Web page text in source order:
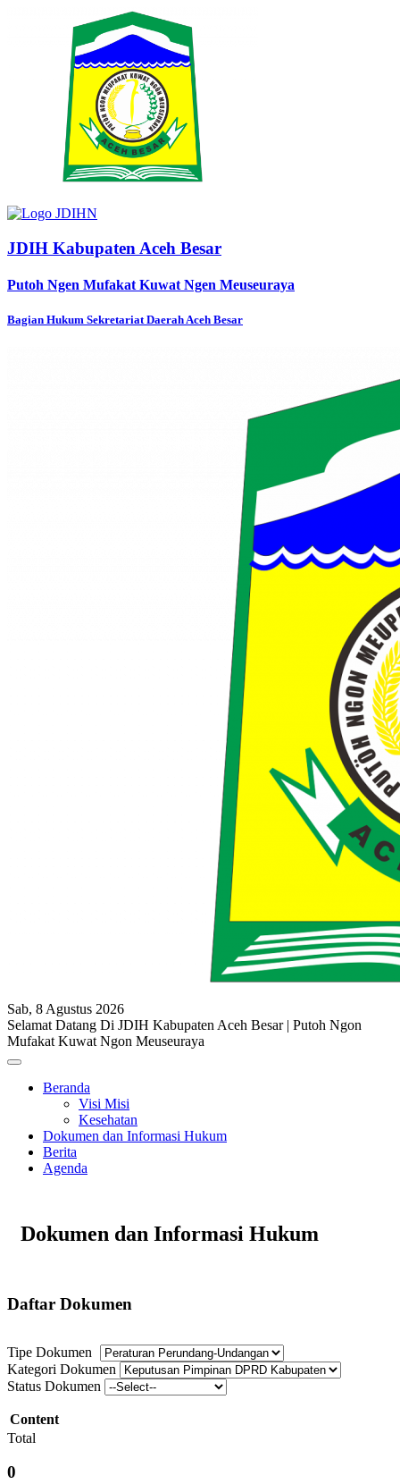
JDIH Kabupaten Aceh Besar
Putoh Ngen Mufakat Kuwat Ngen Meuseuraya
Bagian Hukum Sekretariat Daerah Aceh Besar
Sab, 8 Agustus 2026
Selamat Datang Di JDIH Kabupaten Aceh Besar | Putoh Ngon
Mufakat Kuwat Ngon Meuseuraya
Beranda
Visi Misi
Kesehatan
Dokumen dan Informasi Hukum
Berita
Agenda
Dokumen dan Informasi Hukum
Daftar Dokumen
Tipe Dokumen
Kategori Dokumen
Status Dokumen
Content
Total
0